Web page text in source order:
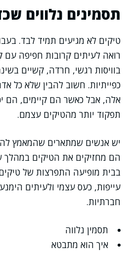
תסמינים נלווים
טיקים לא מגיעים תמיד לבד.
רואה לעיתים קרובות חפיפה עם
בוויסות רגשי, חרדה, קשיים
כפייתיות. חשוב להבין שלא כל
אלה, אבל כאשר הם קיימים, הם
תפקוד יותר מהטיקים עצמם.
יש אנשים שמתארים שהמאמץ
הם מחזיקים את הטיקים במהלך
בבית מופיעה התפרצות של
עייפות, כעס עצמי ולעיתים
חברתיות.
תסמין נלווה
איך הוא מתבטא